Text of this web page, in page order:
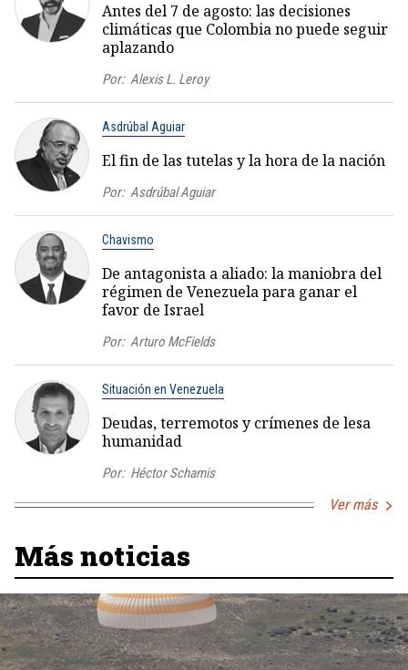
Antes del 7 de agosto: las decisiones
climáticas que Colombia no puede seguir
aplazando
Por: Alexis L. Leroy
Asdrúbal Aguiar
El fin de las tutelas y la hora de la nación
Por: Asdrúbal Aguiar
Chavismo
De antagonista a aliado: la maniobra del
régimen de Venezuela para ganar el
favor de Israel
Por: Arturo McFields
Situación en Venezuela
Deudas, terremotos y crímenes de lesa
humanidad
Por: Héctor Schamis
Ver más
Más noticias